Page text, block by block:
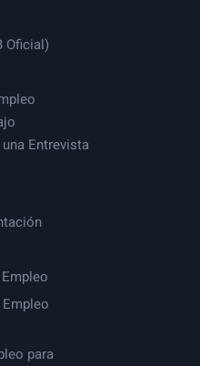
Oficial)
Entrevista
para